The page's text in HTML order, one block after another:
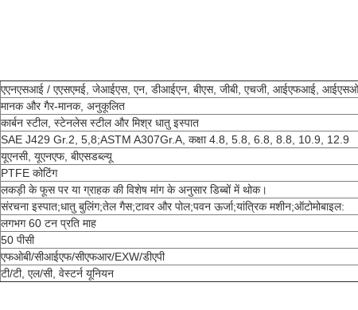
एएनएसआई / एएसएमई, जेआईएस, एन, डीआईएन, बीएस, जीबी, एचजी, आईएफआई, आईएसओ
मानक और गैर-मानक, अनुकूलित
कार्बन स्टील, स्टेनलेस स्टील और मिश्र धातु इस्पात
SAE J429 Gr.2, 5,8;ASTM A307Gr.A, कक्षा 4.8, 5.8, 6.8, 8.8, 10.9, 12.9
यूएनसी, यूएनएफ, बीएसडब्ल्यू
PTFE कोटिंग
लकड़ी के फूस पर या ग्राहक की विशेष मांग के अनुसार डिब्बों में थोक।
संरचना इस्पात;धातु बुलिंग;तेल गैस;टावर और पोल;पवन ऊर्जा;यांत्रिक मशीन;ऑटोमोबाइल:
लगभग 60 टन प्रति माह
50 पीसी
एफओबी/सीआईएफ/सीएफआर/EXW/डीएपी
टी/टी, एल/सी, वेस्टर्न यूनियन